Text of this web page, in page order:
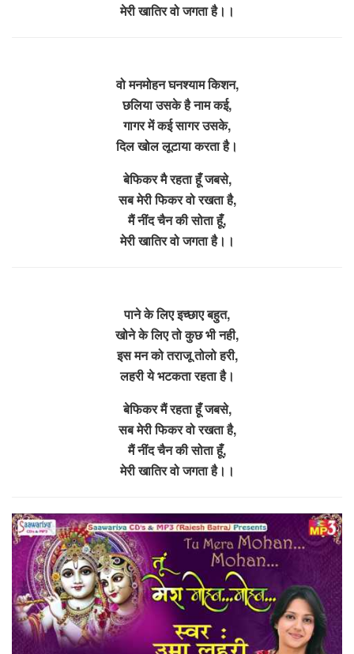
मेरी खातिर वो जगता है।।
वो मनमोहन घनश्याम किशन,
छलिया उसके है नाम कई,
गागर में कई सागर उसके,
दिल खोल लूटाया करता है।
बेफिकर मै रहता हूँ जबसे,
सब मेरी फिकर वो रखता है,
मैं नींद चैन की सोता हूँ,
मेरी खातिर वो जगता है।।
पाने के लिए इच्छाए बहुत,
खोने के लिए तो कुछ भी नही,
इस मन को तराजू तोलो हरी,
लहरी ये भटकता रहता है।
बेफिकर मैं रहता हूँ जबसे,
सब मेरी फिकर वो रखता है,
मैं नींद चैन की सोता हूँ,
मेरी खातिर वो जगता है।।